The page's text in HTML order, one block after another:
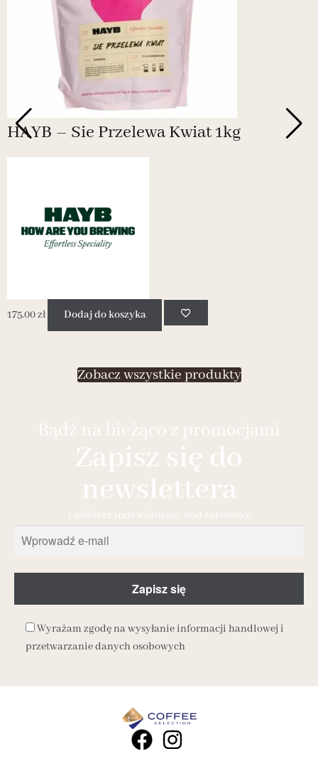
HAYB – Sie Przelewa Kwiat 1kg
175.00zł Dodaj do koszyka
Zobacz wszystkie produkty
Bądź na bieżąco z promocjami
Zapisz się do
newslettera
i odbierz indywidualny kod rabatowy
Wyrażam zgodę na wysyłanie informacji handlowej i
przetwarzanie danych osobowych